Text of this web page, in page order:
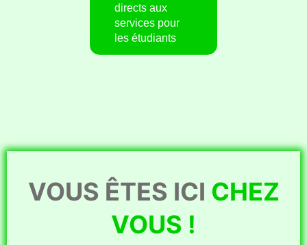
directs aux
services pour
les étudiants
VOUS ÊTES ICI CHEZ
VOUS !